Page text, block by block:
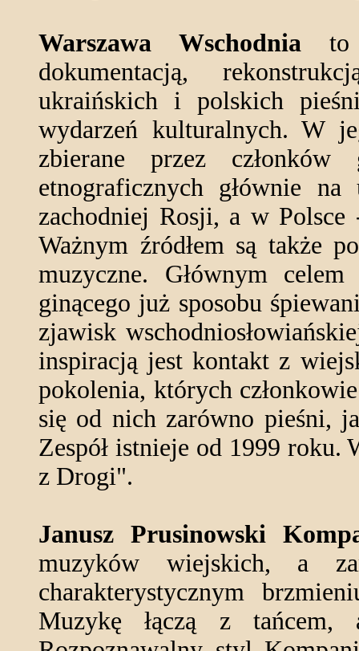
Warszawa Wschodnia to
dokumentacją,
ukraińskich i polskich
wydarzeń kulturalnych. W
zbierane przez
etnograficznych głównie
zachodniej Rosji, a w
Ważnym źródłem są także
muzyczne. Głównym
ginącego już sposobu
zjawisk
inspiracją jest kontakt z
pokolenia, których
się od nich zarówno pieśni,
Zespół istnieje od 1999 roku.
z Drogi".
Janusz Prusinowski
muzyków wiejskich, a
charakterystycznym
Muzykę łączą z tańcem,